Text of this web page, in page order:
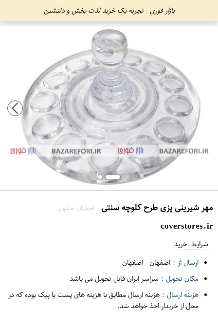
بازار فوری - تجربه یک خرید لذت بخش و دلنشین
مهر شیرینی پزی طرح کلوچه سنتی اصفهان اصفهان
coverstores.ir
شرایط خرید
ارسال از : اصفهان-اصفهان
مکان تحویل : سراسر ایران قابل تحویل می باشد
هزینه ارسال : هزینه ارسال مطابق با هزینه های پست یا پیک بوده که در
محل از خریدار اخذ خواهد شد.